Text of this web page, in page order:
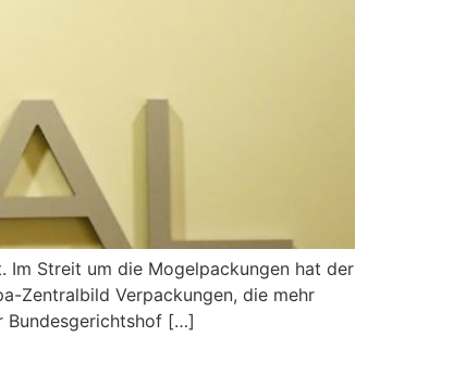
Streit um die Mogel­packungen hat der
Zentralbild Verpa­ckungen, die mehr
Bundes­gerichtshof […]